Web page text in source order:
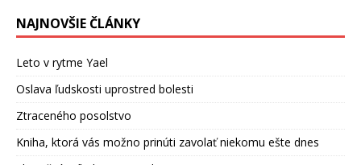
NAJNOVŠIE ČLÁNKY
Leto v rytme Yael
Oslava ľudskosti uprostred bolesti
Ztraceného posolstvo
Kniha, ktorá vás možno prinúti zavolať niekomu ešte dnes